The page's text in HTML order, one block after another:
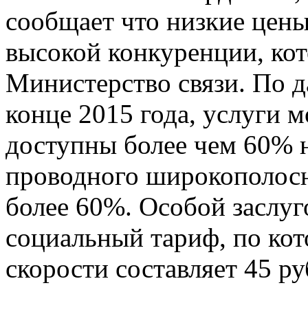
сообщает что низкие
высокой конкуренции,
Министерство связи. По
конце 2015 года, услуги
доступны более чем 60%
проводного
более 60%. Особой
социальный тариф, по
скорости составляет 45